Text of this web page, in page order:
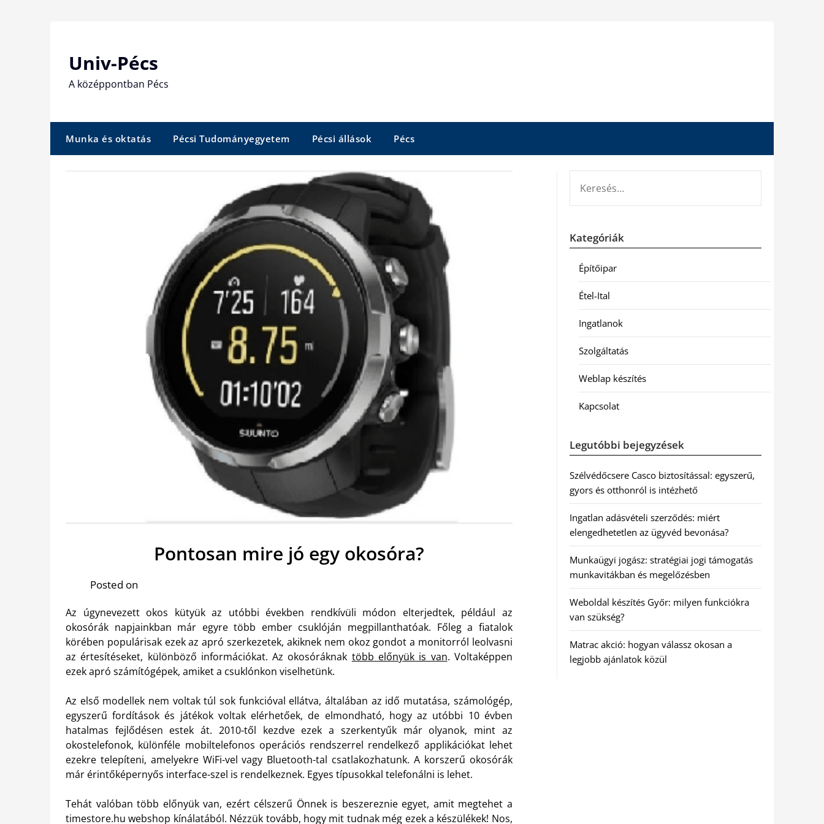
Univ-Pécs
A középpontban Pécs
Munka és oktatás Pécsi Tudományegyetem Pécsi állások Pécs
Pontosan mire jó egy okosóra?
Posted on
Az úgynevezett okos kütyük az utóbbi években rendkívüli módon elterjedtek, például az
okosórák napjainkban már egyre több ember csuklóján megpillanthatóak. Főleg a fiatalok
körében populárisak ezek az apró szerkezetek, akiknek nem okoz gondot a monitorról leolvasni
az értesítéseket, különböző információkat. Az okosóráknak több előnyük is van. Voltaképpen
ezek apró számítógépek, amiket a csuklónkon viselhetünk.
Az első modellek nem voltak túl sok funkcióval ellátva, általában az idő mutatása, számológép,
egyszerű fordítások és játékok voltak elérhetőek, de elmondható, hogy az utóbbi 10 évben
hatalmas fejlődésen estek át. 2010-től kezdve ezek a szerkentyűk már olyanok, mint az
okostelefonok, különféle mobiltelefonos operációs rendszerrel rendelkező applikációkat lehet
ezekre telepíteni, amelyekre WiFi-vel vagy Bluetooth-tal csatlakozhatunk. A korszerű okosórák
már érintőképernyős interface-szel is rendelkeznek. Egyes típusokkal telefonálni is lehet.
Tehát valóban több előnyük van, ezért célszerű Önnek is beszereznie egyet, amit megtehet a
timestore.hu webshop kínálatából. Nézzük tovább, hogy mit tudnak még ezek a készülékek! Nos,
Kategóriák
Építőipar
Étel-Ital
Ingatlanok
Szolgáltatás
Weblap készítés
Kapcsolat
Legutóbbi bejegyzések
Szélvédőcsere Casco biztosítással: egyszerű,
gyors és otthonról is intézhető
Ingatlan adásvételi szerződés: miért
elengedhetetlen az ügyvéd bevonása?
Munkaügyi jogász: stratégiai jogi támogatás
munkavitákban és megelőzésben
Weboldal készítés Győr: milyen funkciókra
van szükség?
Matrac akció: hogyan válassz okosan a
legjobb ajánlatok közül